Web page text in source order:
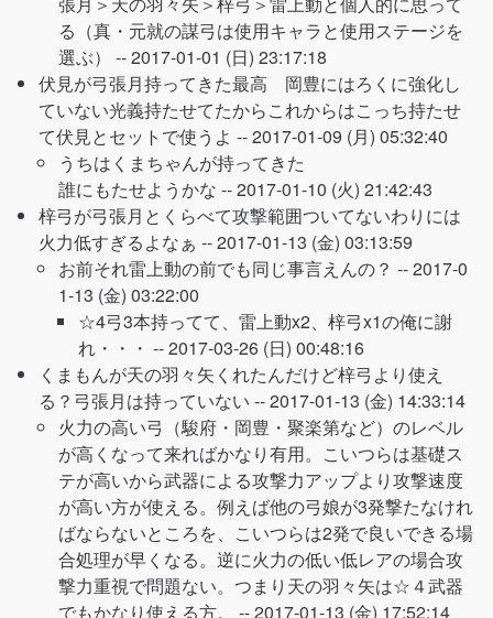
る（真・元就の謀弓は使用キャラと使用ステージを
選ぶ） --2017-01-01 (日) 23:17:18
伏見が弓張月持ってきた最高 岡豊にはろくに強化し
ていない光義持たせてたからこれからはこっち持たせ
て伏見とセットで使うよ --2017-01-09 (月) 05:32:40
うちはくまちゃんが持ってきた
誰にもたせようかな --2017-01-10 (火) 21:42:43
梓弓が弓張月とくらべて攻撃範囲ついてないわりには
火力低すぎるよなぁ --2017-01-13 (金) 03:13:59
お前それ雷上動の前でも同じ事言えんの？ --2017-0
1-13 (金) 03:22:00
☆4弓3本持ってて、雷上動x2、梓弓x1の俺に謝
れ・・・ --2017-03-26 (日) 00:48:16
くまもんが天の羽々矢くれたんだけど梓弓より使え
る？弓張月は持っていない --2017-01-13 (金) 14:33:14
火力の高い弓（駿府・岡豊・聚楽第など）のレベル
が高くなって来ればかなり有用。こいつらは基礎ス
テが高いから武器による攻撃力アップより攻撃速度
が高い方が使える。例えば他の弓娘が3発撃たなけれ
ばならないところを、こいつらは2発で良いできる場
合処理が早くなる。逆に火力の低い低レアの場合攻
撃力重視で問題ない。つまり天の羽々矢は☆４武器
でもかなり使える方。 --2017-01-13 (金) 17:52:14